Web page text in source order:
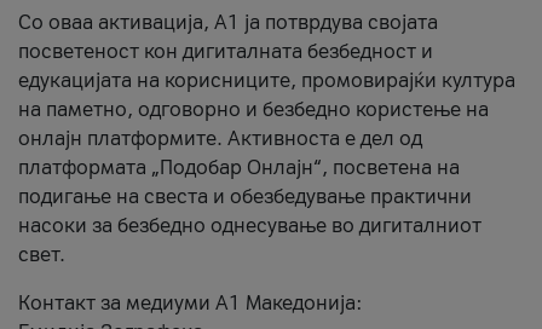
Со оваа активација, А1 ја потврдува својата
посветеност кон дигиталната безбедност и
едукацијата на корисниците, промовирајќи култура
на паметно, одговорно и безбедно користење на
онлајн платформите. Активноста е дел од
платформата „Подобар Онлајн“, посветена на
подигање на свеста и обезбедување практични
насоки за безбедно однесување во дигиталниот
свет.
Контакт за медиуми А1 Македонија: